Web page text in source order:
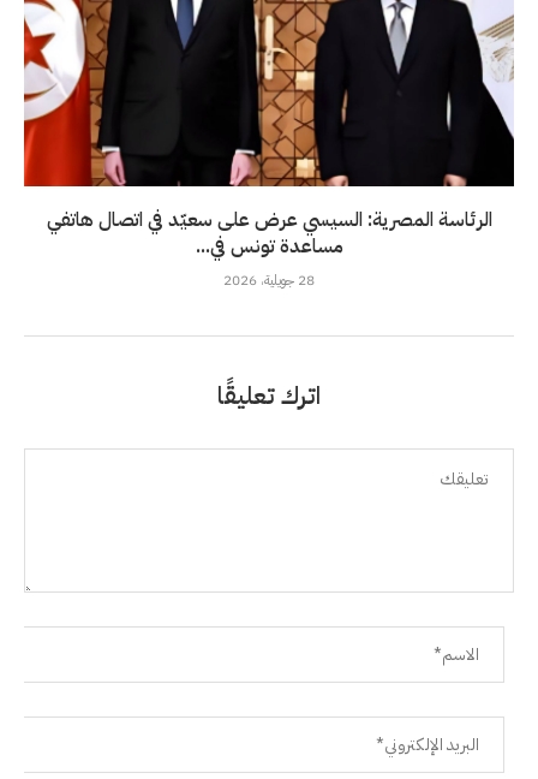
الرئاسة المصرية: السيسي عرض على سعيّد في اتصال هاتفي
مساعدة تونس في...
28 جويلية، 2026
اترك تعليقًا